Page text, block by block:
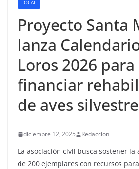
LOCAL
Proyecto Santa
lanza
Loros 2026 para
financiar
de aves
diciembre 12, 2025 Redaccion
La asociación civil busca sostener la
de 200 ejemplares con recursos